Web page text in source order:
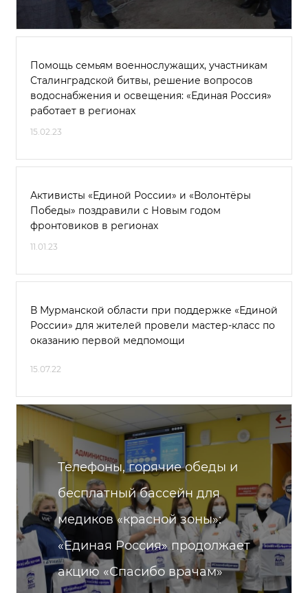
Помощь семьям военнослужащих, участникам
Сталинградской битвы, решение вопросов
водоснабжения и освещения: «Единая Россия»
работает в регионах
15.02.23
Активисты «Единой России» и «Волонтёры
Победы» поздравили с Новым годом
фронтовиков в регионах
11.01.23
В Мурманской области при поддержке «Единой
России» для жителей провели мастер-класс по
оказанию первой медпомощи
15.07.22
Телефоны, горячие обеды и
бесплатный бассейн для
медиков «красной зоны»:
«Единая Россия» продолжает
акцию «Спасибо врачам»